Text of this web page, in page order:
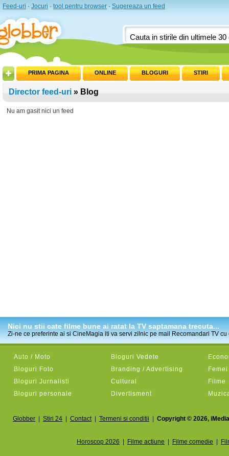
Feed-uri · Jocuri · tool pentru browser · Sugereaza un feed
PRIMA PAGINA ONLINE BLOGURI STIRI
Director feed-uri » Blog
Nu am gasit nici un feed
Nici nu stii cate filme bune ai ratat la TV saptamana trecuta...
Zi-ne ce preferinte ai si CineMagia iti va servi zilnic pe mail Recomandari TV
Auto / Moto
Bloguri Foto
Bloguri Jurnalisti
Bloguri personale
Bloguri Vedete
Branding / Advertising
Cultural
Divertisment
Femei
Filme
Globber Stiri 24 Contact| Termeni si conditii Copyright © 2026,
Horoscop 2026 Filme actiune Filme comedie